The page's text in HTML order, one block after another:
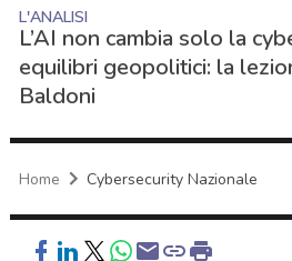
L'ANALISI
L’AI non cambia solo la
equilibri geopolitici: la
Baldoni
Home Cybersecurity Nazionale